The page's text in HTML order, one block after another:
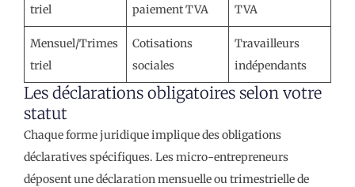
triel
paiement TVA
TVA
Mensuel/Trimes
triel
Cotisations
sociales
Travailleurs
indépendants
Les déclarations obligatoires selon votre
statut
Chaque forme juridique implique des obligations
déclaratives spécifiques. Les micro-entrepreneurs
déposent une déclaration mensuelle ou trimestrielle de